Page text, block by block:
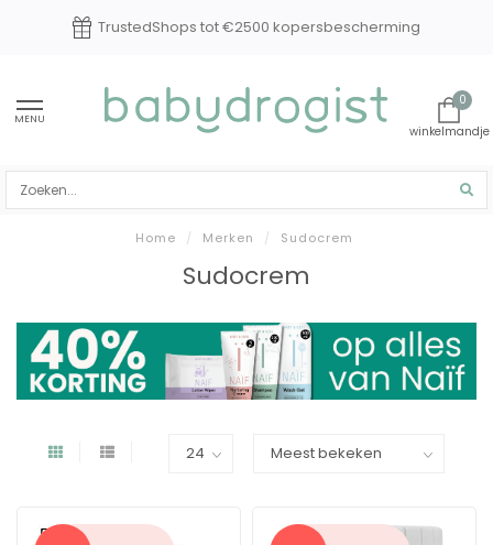
TrustedShops tot €2500 kopersbescherming
MENU
0
Home / Merken / Sudocrem
Sudocrem